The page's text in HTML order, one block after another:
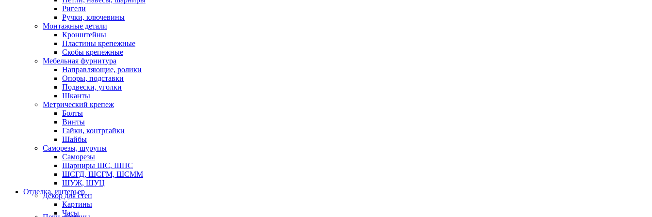
Ригели
Ручки, ключевины
Монтажные детали
Кронштейны
Пластины крепежные
Скобы крепежные
Мебельная фурнитура
Направляющие, ролики
Опоры, подставки
Подвески, уголки
Шканты
Метрический крепеж
Болты
Винты
Гайки, контргайки
Шайбы
Саморезы, шурупы
Саморезы
Шарниры ШС, ШПС
ШСГД, ШСГМ, ШСММ
ШУЖ, ШУЦ
Отделка, интерьер
Декор для стен
Картины
Часы